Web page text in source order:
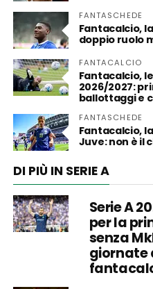
FANTASCHEDE
Fantacalcio,
doppio ruolo
FANTACALCIO
Fantacalcio,
2026/2027:
ballottaggi e
FANTASCHEDE
Fantacalcio,
Juve: non è il
DI PIÙ IN SERIE A
Serie A
per la
senza
giornate